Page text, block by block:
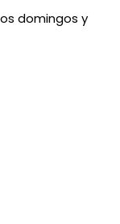
domingos y